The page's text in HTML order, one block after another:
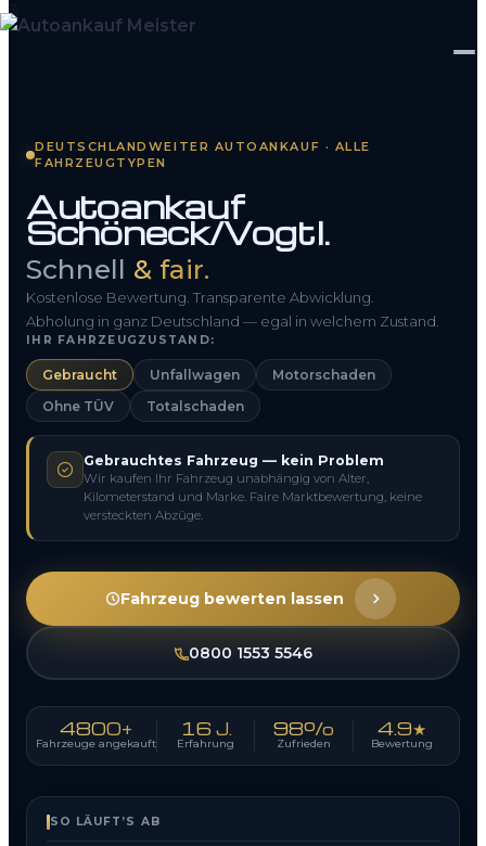
So funktioniert’s
Kontakt
FAQ
0800 1553 5546
DEUTSCHLANDWEITER AUTOANKAUF · ALLE
FAHRZEUGTYPEN
Autoankauf
Schöneck/Vogtl.
Schnell & fair.
Kostenlose Bewertung. Transparente Abwicklung.
Abholung in ganz Deutschland — egal in welchem Zustand.
IHR FAHRZEUGZUSTAND:
Gebraucht Unfallwagen
Motorschaden
Ohne TÜV
Totalschaden
Gebrauchtes Fahrzeug — kein Problem
Wir kaufen Ihr Fahrzeug unabhängig von Alter,
Kilometerstand und Marke. Faire Marktbewertung, keine
versteckten Abzüge.
Fahrzeug bewerten lassen
0800 1553 5546
4800+
Fahrzeuge angekauft
16 J.
Erfahrung
98%
Zufrieden
4.9★
Bewertung
SO LÄUFT’S AB